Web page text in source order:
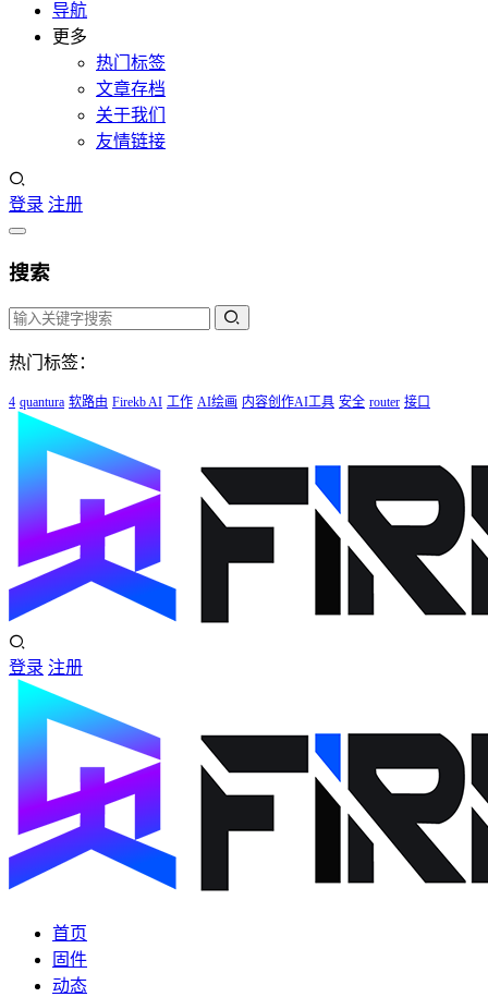
导航
更多
热门标签
文章存档
关于我们
友情链接
登录 注册
搜索
热门标签：
4 quantura 软路由 Firekb AI 工作 AI绘画 内容创作AI工具 安全 router 接口
登录 注册
首页
固件
动态